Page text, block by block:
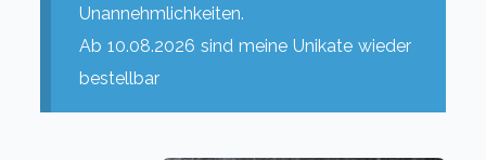
Unannehmlichkeiten.
Ab 10.08.2026 sind meine Unikate wieder
bestellbar